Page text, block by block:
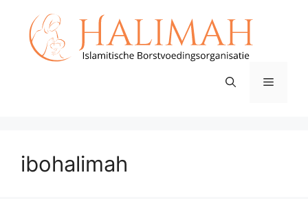
Menu
ibohalimah